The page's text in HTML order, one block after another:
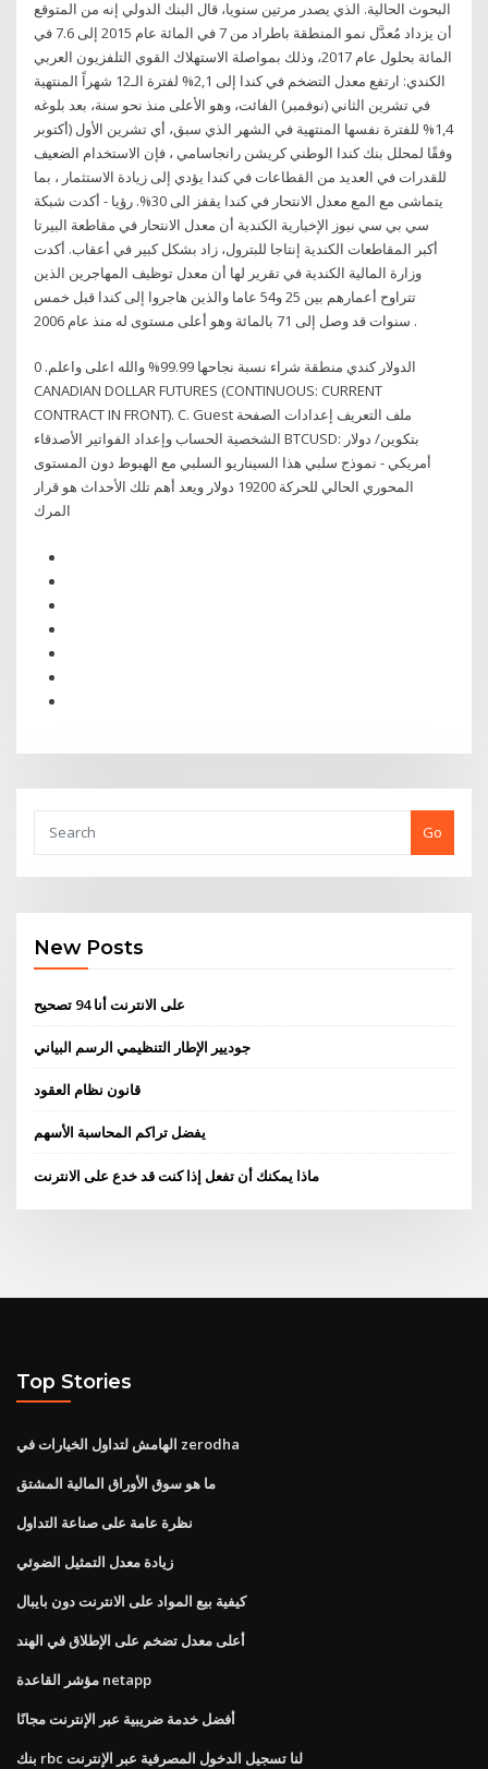
البحوث الحالية. الذي يصدر مرتين سنويا، قال البنك الدولي إنه من المتوقع
أن يزداد مُعدَّل نمو المنطقة باطراد من 7 في المائة عام 2015 إلى 7.6 في
المائة بحلول عام 2017، وذلك بمواصلة الاستهلاك القوي التلفزيون العربي
الكندي: ارتفع معدل التضخم في كندا إلى 2,1% لفترة الـ12 شهراً المنتهية
في تشرين الثاني (نوفمبر) الفائت، وهو الأعلى منذ نحو سنة، بعد بلوغه
1,4% للفترة نفسها المنتهية في الشهر الذي سبق، أي تشرين الأول (أكتوبر
وفقًا لمحلل بنك كندا الوطني كريشن رانجاسامي ، فإن الاستخدام الضعيف
للقدرات في العديد من القطاعات في كندا يؤدي إلى زيادة الاستثمار ، بما
يتماشى مع المع معدل الانتحار في كندا يقفز الى 30%. رؤيا - أكدت شبكة
سي بي سي نيوز الإخبارية الكندية أن معدل الانتحار في مقاطعة البيرتا
أكبر المقاطعات الكندية إنتاجا للبترول، زاد بشكل كبير في أعقاب. أكدت
وزارة المالية الكندية في تقرير لها أن معدل توظيف المهاجرين الذين
تتراوح أعمارهم بين 25 و54 عاما والذين هاجروا إلى كندا قبل خمس
سنوات قد وصل إلى 71 بالمائة وهو أعلى مستوى له منذ عام 2006 .
الدولار كندي منطقة شراء نسبة نجاحها 99.99% والله اعلى واعلم. 0
CANADIAN DOLLAR FUTURES (CONTINUOUS: CURRENT
CONTRACT IN FRONT). C. Guest ملف التعريف إعدادات الصفحة
الشخصية الحساب وإعداد الفواتير الأصدقاء BTCUSD: بتكوين/ دولار
أمريكي - نموذج سلبي هذا السيناريو السلبي مع الهبوط دون المستوى
المحوري الحالي للحركة 19200 دولار ويعد أهم تلك الأحداث هو قرار
المرك
Go
New Posts
على الانترنت أنا 94 تصحيح
جوديير الإطار التنظيمي الرسم البياني
قانون نظام العقود
يفضل تراكم المحاسبة الأسهم
ماذا يمكنك أن تفعل إذا كنت قد خدع على الانترنت
Top Stories
الهامش لتداول الخيارات في zerodha
ما هو سوق الأوراق المالية المشتق
نظرة عامة على صناعة التداول
زيادة معدل التمثيل الضوئي
كيفية بيع المواد على الانترنت دون بايبال
أعلى معدل تضخم على الإطلاق في الهند
مؤشر القاعدة netapp
أفضل خدمة ضريبية عبر الإنترنت مجانًا
بنك rbc لنا تسجيل الدخول المصرفية عبر الإنترنت